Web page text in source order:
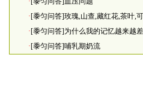
·[黍匀问答]玫瑰,山查,藏红花,茶叶,
·[黍匀问答]为什么我的记忆越来越
·[黍匀问答]哺乳期奶流